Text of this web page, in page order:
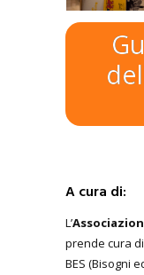
A cura di:
L’
prende cura
BES (Bisogni